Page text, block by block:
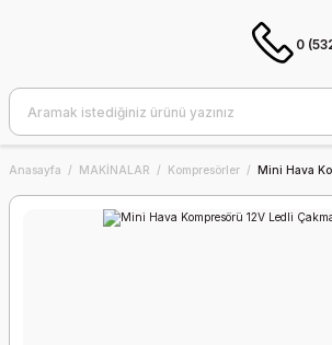
0
Anasayfa MAKİNALAR Kompresörler Mini Hava